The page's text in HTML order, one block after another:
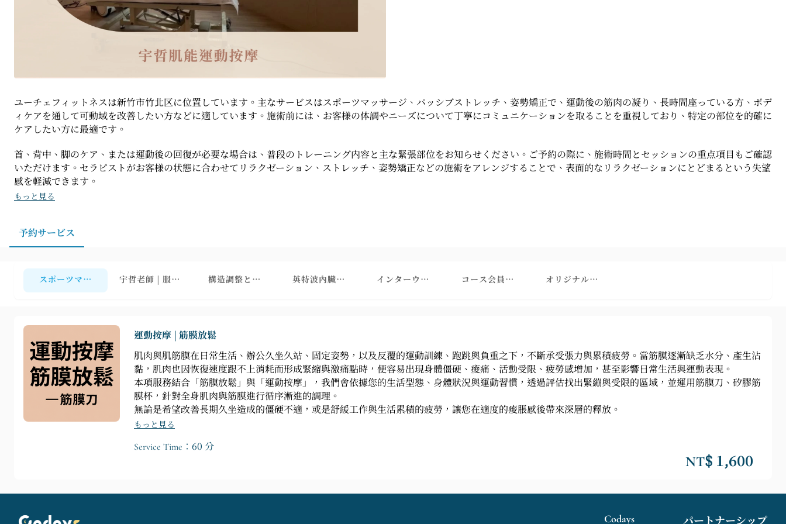
ユーチェフィットネスは新竹市竹北区に位置しています。主なサービスはスポーツマッサージ、パッシブストレッチ、姿勢矯正で、運動後の筋肉の凝り、長時間座っている方、ボデ
ィケアを通して可動域を改善したい方などに適しています。施術前には、お客様の体調やニーズについて丁寧にコミュニケーションを取ることを重視しており、特定の部位を的確に
ケアしたい方に最適です。
首、背中、脚のケア、または運動後の回復が必要な場合は、普段のトレーニング内容と主な緊張部位をお知らせください。ご予約の際に、施術時間とセッションの重点項目もご確認
いただけます。セラピストがお客様の状態に合わせてリラクゼーション、ストレッチ、姿勢矯正などの施術をアレンジすることで、表面的なリラクゼーションにとどまるという失望
感を軽減できます。
もっと見る
予約サービス
スポーツマッサージ 宇哲老師 | 服務項目 構造調整と張力バランス英特波內臟筋膜保養 | 腹部空間放鬆
インターウェーブ コース会員予約エリアオリジナルソース
運動按摩 | 筋膜放鬆
肌肉與肌筋膜在日常生活、辦公久坐久站、固定姿勢，以及反覆的運動訓練、跑跳與負重之下，不斷承受張力與累積疲勞。當筋膜逐漸缺乏水分、產生沾
黏，肌肉也因恢復速度跟不上消耗而形成緊縮與激痛點時，便容易出現身體僵硬、痠痛、活動受限、疲勞感增加，甚至影響日常生活與運動表現。
本項服務結合「筋膜放鬆」與「運動按摩」，我們會依據您的生活型態、身體狀況與運動習慣，透過評估找出緊繃與受限的區域，並運用筋膜刀、矽膠筋
膜杯，針對全身肌肉與筋膜進行循序漸進的調理。
無論是希望改善長期久坐造成的僵硬不適，或是舒緩工作與生活累積的疲勞，讓您在適度的痠脹感後帶來深層的釋放。
もっと見る
Service Time：60 分
NT$ 1,600
Codays パートナーシップ